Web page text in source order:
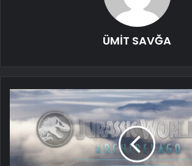
ÜMİT SAVĞA